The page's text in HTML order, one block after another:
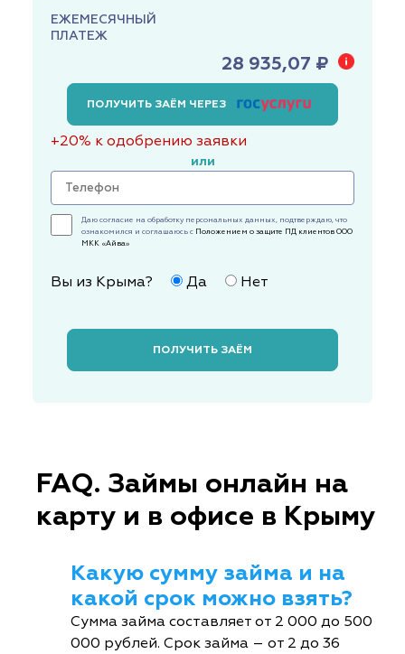
ЕЖЕМЕСЯЧНЫЙ
ПЛАТЕЖ
28 935,07 ₽
ПОЛУЧИТЬ ЗАЁМ ЧЕРЕЗ
+20% к одобрению заявки
или
Даю согласие на обработку персональных данных, подтверждаю, что
ознакомился и соглашаюсь с Положением о защите ПД клиентов ООО
МКК «Айва»
Вы из Крыма? Да Нет
ПОЛУЧИТЬ ЗАЁМ
FAQ. Займы онлайн на
карту и в офисе в Крыму
Какую сумму займа и на
какой срок можно взять?
Сумма займа составляет от 2 000 до 500
000 рублей. Срок займа – от 2 до 36